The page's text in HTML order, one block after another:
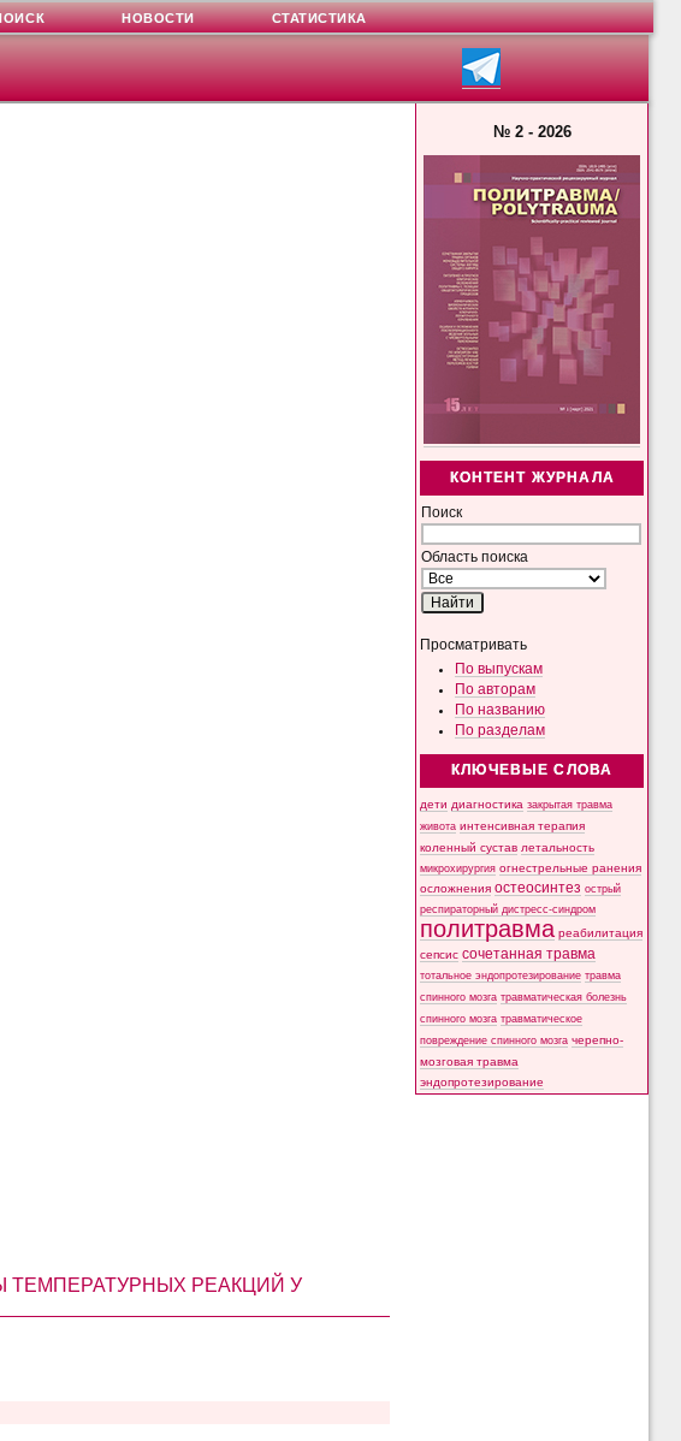
№ 2 - 2026
КОНТЕНТ ЖУРНАЛА
Поиск
Область поиска
Просматривать
По выпускам
По авторам
По названию
По разделам
КЛЮЧЕВЫЕ СЛОВА
дети диагностика закрытая травма
живота интенсивная терапия
коленный сустав летальность
микрохирургия огнестрельные ранения
осложнения остеосинтез острый
респираторный дистресс-синдром
политравма реабилитация
сепсис сочетанная травма
тотальное эндопротезирование травма
спинного мозга травматическая болезнь
спинного мозга травматическое
повреждение спинного мозга черепно-
мозговая травма
эндопротезирование
НОВОСТИ СТАТИСТИКА
РЕАКЦИЙ У